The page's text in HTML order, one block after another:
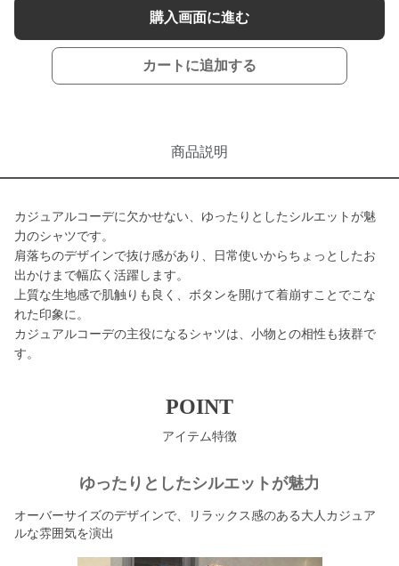
購入画面に進む
カートに追加する
商品説明
カジュアルコーデに欠かせない、ゆったりとしたシルエットが魅
力のシャツです。
肩落ちのデザインで抜け感があり、日常使いからちょっとしたお
出かけまで幅広く活躍します。
上質な生地感で肌触りも良く、ボタンを開けて着崩すことでこな
れた印象に。
カジュアルコーデの主役になるシャツは、小物との相性も抜群で
す。
POINT
アイテム特徴
ゆったりとしたシルエットが魅力
オーバーサイズのデザインで、リラックス感のある大人カジュア
ルな雰囲気を演出